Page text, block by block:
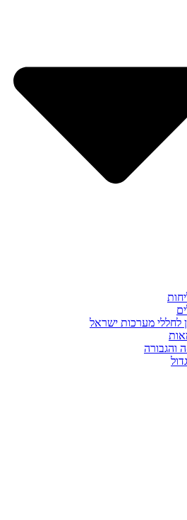
לחללי מערכות ישראל
והגבורה